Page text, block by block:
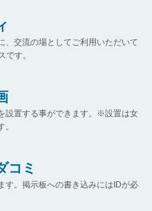
、交流の場としてご利用いただいて
です。
設置する事ができます。※設置は女
コミ
す。掲示板への書き込みにはIDが必